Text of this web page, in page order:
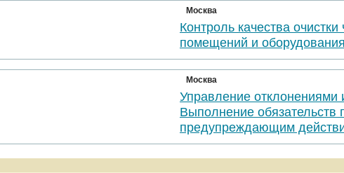
Москва
Контроль качества
помещений и оборудования
Москва
Управление отклонениями
Выполнение обязательств
предупреждающим